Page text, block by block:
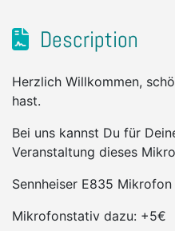
Description
Herzlich Willkommen,
hast.
Bei uns kannst Du für
Veranstaltung dieses
Sennheiser E835 Mikrofon
Mikrofonstativ dazu: +5€